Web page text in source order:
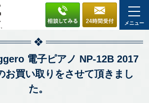
メニュー
電子ピアノ NP-12B 2017
お買い取りをさせて頂きまし
た。